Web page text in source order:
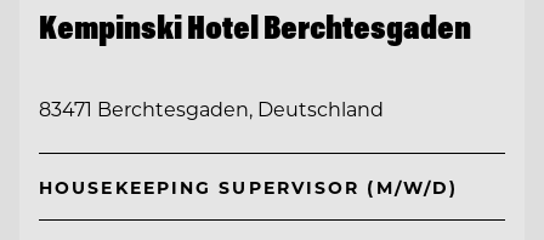
Kempinski Hotel Berchtesgaden
83471 Berchtesgaden, Deutschland
HOUSEKEEPING SUPERVISOR (M/W/D)